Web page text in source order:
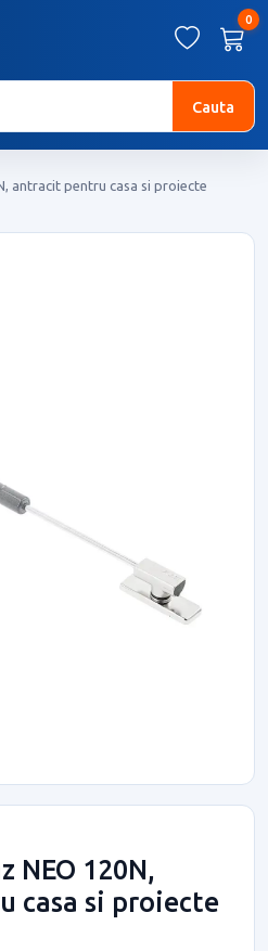
0
Cauta
antracit pentru casa si proiecte
NEO 120N,
casa si proiecte